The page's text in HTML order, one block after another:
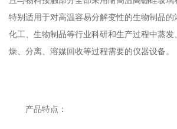
特别适用于对高温容易分解变性的生物制品的
化工、生物制品等行业科研和生产过程中蒸发
燥、分离、溶媒回收等过程需要的仪器设备。
产品特点：